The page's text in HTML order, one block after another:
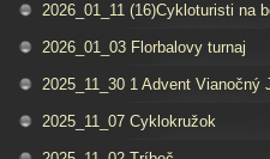
2026_01_11 (16)Cykloturisti na
2026_01_03 Florbalovy turnaj
2025_11_30 1 Advent Vianočný
2025_11_07 Cyklokružok